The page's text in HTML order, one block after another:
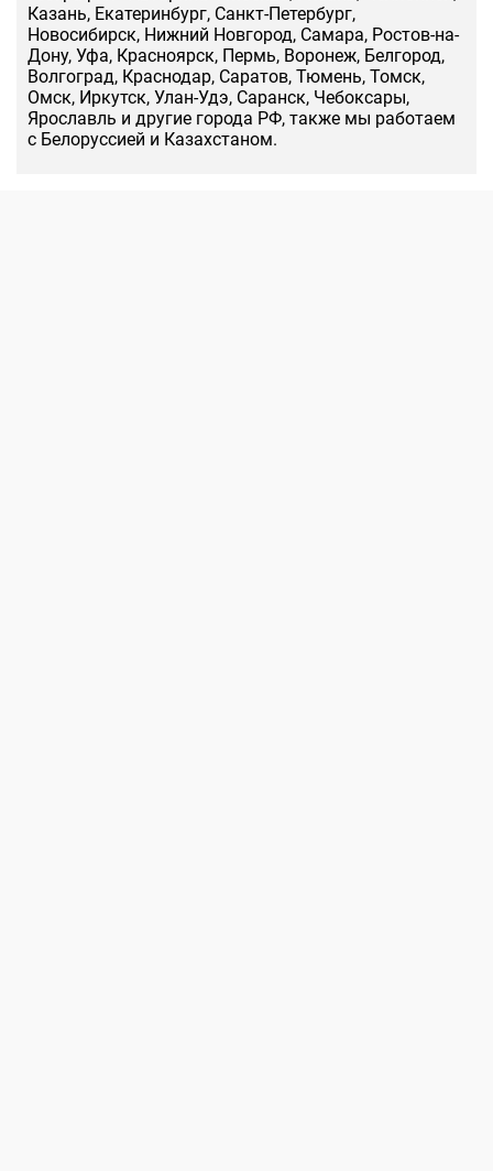
Казань, Екатеринбург, Санкт-Петербург,
Новосибирск, Нижний Новгород, Самара, Ростов-на-
Дону, Уфа, Красноярск, Пермь, Воронеж, Белгород,
Волгоград, Краснодар, Саратов, Тюмень, Томск,
Омск, Иркутск, Улан-Удэ, Саранск, Чебоксары,
Ярославль и другие города РФ, также мы работаем
с Белоруссией и Казахстаном.